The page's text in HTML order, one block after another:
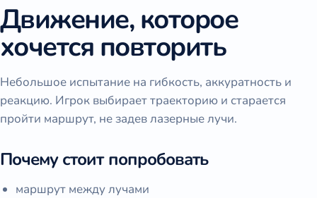
Движение, которое
хочется повторить
Небольшое испытание на гибкость, аккуратность и
реакцию. Игрок выбирает траекторию и старается
пройти маршрут, не задев лазерные лучи.
Почему стоит попробовать
маршрут между лучами